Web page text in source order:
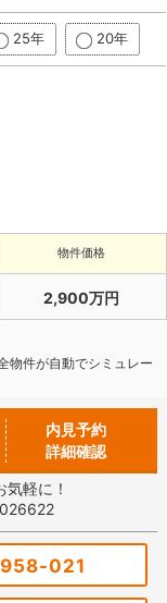
25年 20年
物件価格
2,900万円
物件が自動でシミュレー
内見予約
詳細確認
軽に！
021